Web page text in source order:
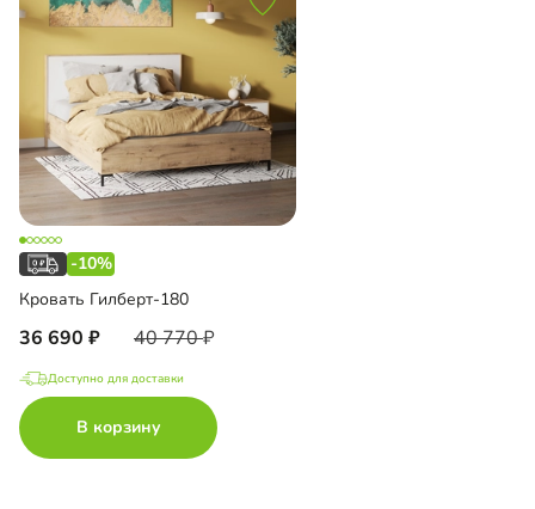
-10%
Кровать Гилберт-180
36 690 40 770
Доступно для доставки
В корзину